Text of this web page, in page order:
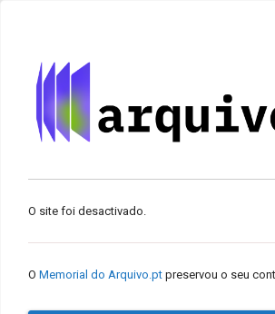
O site foi desactivado.
O Memorial do Arquivo.pt preservou o seu